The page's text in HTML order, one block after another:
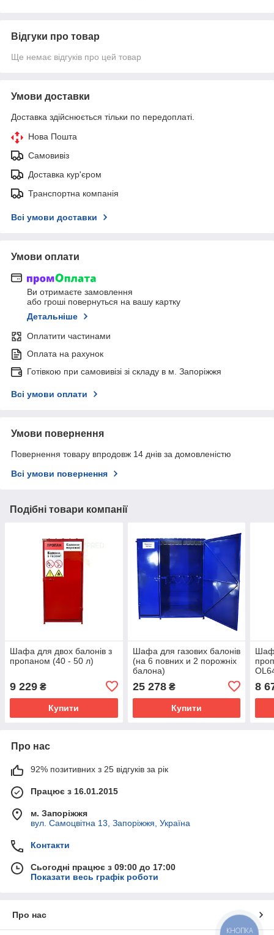
Відгуки про товар
Ще немає відгуків про цей товар
Умови доставки
Доставка здійснюється тільки по передоплаті.
Нова Пошта
Самовивіз
Доставка кур'єром
Транспортна компанія
Всі умови доставки
Умови оплати
Ви отримаєте замовлення
або гроші повернуться на вашу картку
Детальніше
Оплатити частинами
Оплата на рахунок
Готівкою при самовивізі зі складу в м. Запоріжжя
Всі умови оплати
Умови повернення
Повернення товару впродовж 14 днів за домовленістю
Всі умови повернення
Подібні товари компанії
Шафа для двох балонів з
пропаном (40 - 50 л)
9 229 ₴
Купити
Шафа для газових балонів
(на 6 повних и 2 порожніх
балона)
1800х600х2000мм синій
Kompred OL447
25 278₴
Купити
8
Про нас
92% позитивних з 25 відгуків за рік
Працює з 16.01.2015
м. Запоріжжя
вул. Самоцвітна 13, Запоріжжя, Україна
Контакти
Сьогодні працює з 09:00 до 17:00
Показати весь графік роботи
Про нас
КНОПКА